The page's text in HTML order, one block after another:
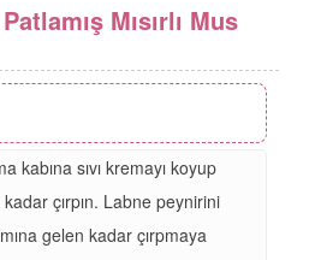
Mısırlı Mus
kabına sıvı kremayı koyup
çırpın. Labne peynirini
gelen kadar çırpmaya